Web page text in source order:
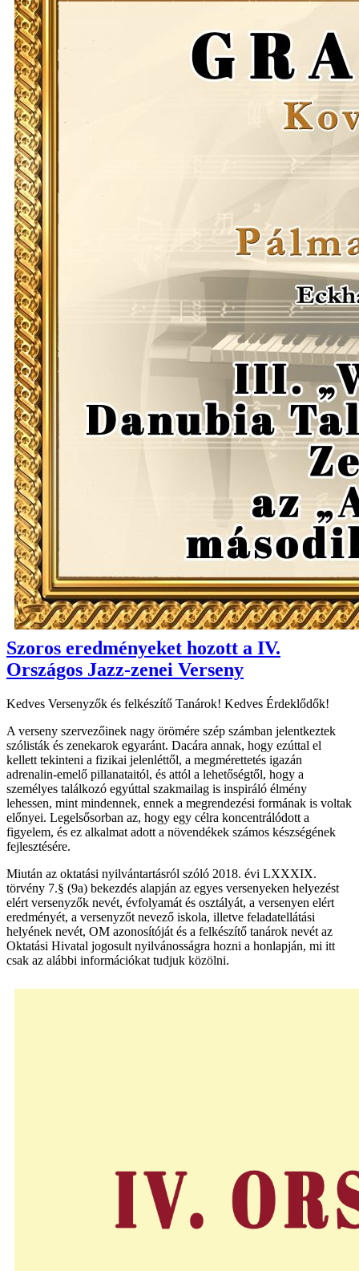
Szoros eredményeket hozott a IV.
Országos Jazz-zenei Verseny
Kedves Versenyzők és felkészítő Tanárok! Kedves Érdeklődők!
A verseny szervezőinek nagy örömére szép számban jelentkeztek
szólisták és zenekarok egyaránt. Dacára annak, hogy ezúttal el
kellett tekinteni a fizikai jelenléttől, a megmérettetés igazán
adrenalin-emelő pillanataitól, és attól a lehetőségtől, hogy a
személyes találkozó egyúttal szakmailag is inspiráló élmény
lehessen, mint mindennek, ennek a megrendezési formának is voltak
előnyei. Legelsősorban az, hogy egy célra koncentrálódott a
figyelem, és ez alkalmat adott a növendékek számos készségének
fejlesztésére.
Miután az oktatási nyilvántartásról szóló 2018. évi LXXXIX.
törvény 7.§ (9a) bekezdés alapján az egyes versenyeken helyezést
elért versenyzők nevét, évfolyamát és osztályát, a versenyen elért
eredményét, a versenyzőt nevező iskola, illetve feladatellátási
helyének nevét, OM azonosítóját és a felkészítő tanárok nevét az
Oktatási Hivatal jogosult nyilvánosságra hozni a honlapján, mi itt
csak az alábbi információkat tudjuk közölni.